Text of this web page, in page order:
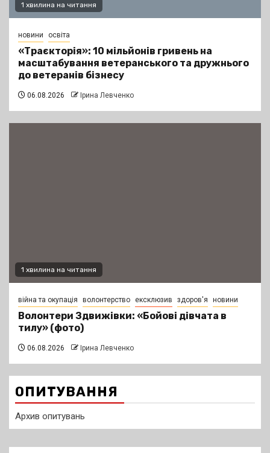
1 хвилина на читання
новини освіта
«Траєкторія»: 10 мільйонів гривень на
масштабування ветеранського та дружнього
до ветеранів бізнесу
06.08.2026 Ірина Левченко
1 хвилина на читання
війна та окупація волонтерство ексклюзив здоров'я новини
Волонтери Здвижівки: «Бойові дівчата в
тилу» (фото)
06.08.2026 Ірина Левченко
ОПИТУВАННЯ
Архив опитувань